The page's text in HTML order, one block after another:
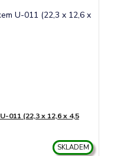
011 (22,3 x 12,6 x 4,5
SKLADEM